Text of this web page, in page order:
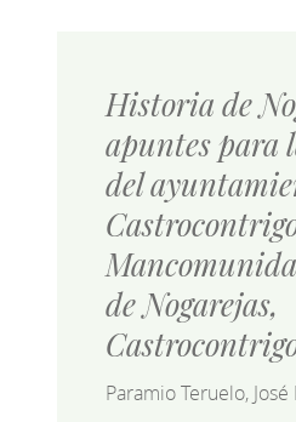
Historia de
apuntes para
del
de Nogarejas,
Paramio Teruelo,